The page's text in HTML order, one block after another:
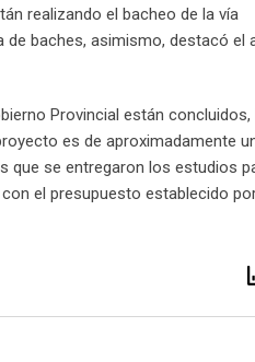
realizando el bacheo de la vía
de baches, asimismo, destacó el
Provincial están concluidos,
es de aproximadamente
que se entregaron los estudios
el presupuesto establecido